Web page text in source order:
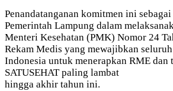
Penandatanganan komitmen ini
Pemerintah Lampung dalam
Menteri Kesehatan (PMK) Nomor 24
Rekam Medis yang mewajibkan
Indonesia untuk menerapkan RME dan
SATUSEHAT paling lambat
hingga akhir tahun ini.